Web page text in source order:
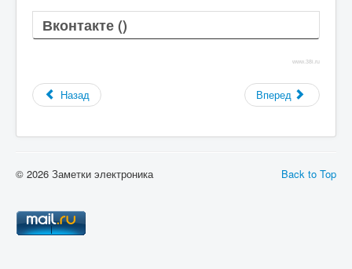
Вконтакте ()
www.38i.ru
Назад Вперед
Back to Top
© 2026 Заметки электроника